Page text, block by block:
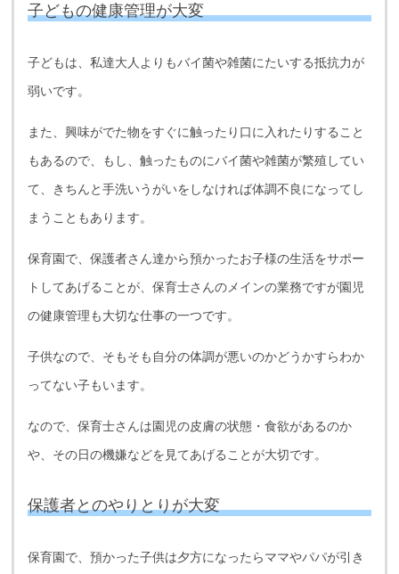
子どもの健康管理が大変
子どもは、私達大人よりもバイ菌や雑菌にたいする抵抗力が
弱いです。
また、興味がでた物をすぐに触ったり口に入れたりすること
もあるので、もし、触ったものにバイ菌や雑菌が繁殖してい
て、きちんと手洗いうがいをしなければ体調不良になってし
まうこともあります。
保育園で、保護者さん達から預かったお子様の生活をサポー
トしてあげることが、保育士さんのメインの業務ですが園児
の健康管理も大切な仕事の一つです。
子供なので、そもそも自分の体調が悪いのかどうかすらわか
ってない子もいます。
なので、保育士さんは園児の皮膚の状態・食欲があるのか
や、その日の機嫌などを見てあげることが大切です。
保護者とのやりとりが大変
保育園で、預かった子供は夕方になったらママやパパが引き